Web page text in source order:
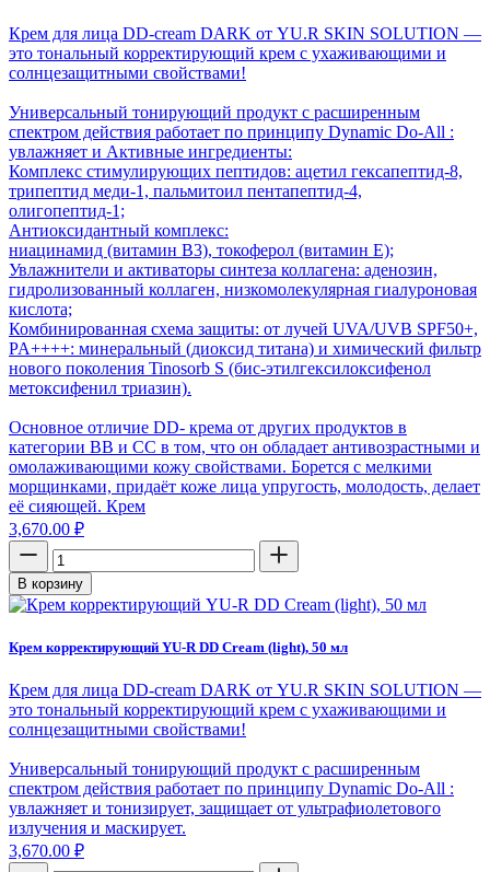
Крем для лица DD-cream DARK от YU.R SKIN SOLUTION —
это тональный корректирующий крем с ухаживающими и
солнцезащитными свойствами!
Универсальный тонирующий продукт с расширенным
спектром действия работает по принципу Dynamic Do-All :
увлажняет и Активные ингредиенты:
Комплекс стимулирующих пептидов: ацетил гексапептид-8,
трипептид меди-1, пальмитоил пентапептид-4,
олигопептид-1;
Антиоксидантный комплекс:
ниацинамид (витамин B3), токоферол (витамин E);
Увлажнители и активаторы синтеза коллагена: аденозин,
гидролизованный коллаген, низкомолекулярная гиалуроновая
кислота;
Комбинированная схема защиты: от лучей UVA/UVB SPF50+,
PA++++: минеральный (диоксид титана) и химический фильтр
нового поколения Tinosorb S (бис-этилгексилоксифенол
метоксифенил триазин).
Основное отличие DD- крема от других продуктов в
категории BB и СС в том, что он обладает антивозрастными и
омолаживающими кожу свойствами. Борется с мелкими
морщинками, придаёт коже лица упругость, молодость, делает
её сияющей. Крем
3,670.00 ₽
В корзину
Крем корректирующий YU-R DD Cream (light), 50 мл
Крем для лица DD-cream DARK от YU.R SKIN SOLUTION —
это тональный корректирующий крем с ухаживающими и
солнцезащитными свойствами!
Универсальный тонирующий продукт с расширенным
спектром действия работает по принципу Dynamic Do-All :
увлажняет и тонизирует, защищает от ультрафиолетового
излучения и маскирует.
3,670.00 ₽